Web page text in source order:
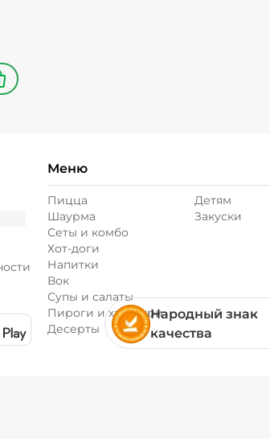
корзину
Меню
Пицца
Шаурма
Сеты и комбо
Хот-доги
Напитки
Вок
Супы и салаты
Пироги и хачапури
Десерты
Детям
Закуски
Народный знак
качества